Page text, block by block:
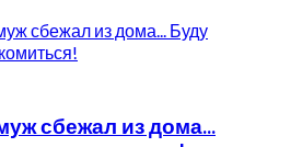
сбежал из дома...